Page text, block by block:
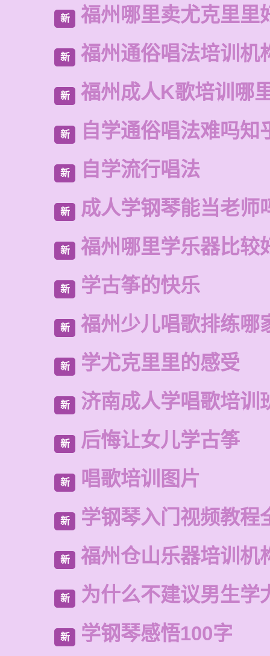
新 福州哪里卖尤克里里
新 福州通俗唱法培训机
新 福州成人K歌培训哪
新 自学通俗唱法难吗知
新 自学流行唱法
新 成人学钢琴能当老师
新 福州哪里学乐器比较
新 学古筝的快乐
新 福州少儿唱歌排练哪
新 学尤克里里的感受
新 济南成人学唱歌培训
新 后悔让女儿学古筝
新 唱歌培训图片
新 学钢琴入门视频教程
新 福州仓山乐器培训机
新 为什么不建议男生学
新 学钢琴感悟100字